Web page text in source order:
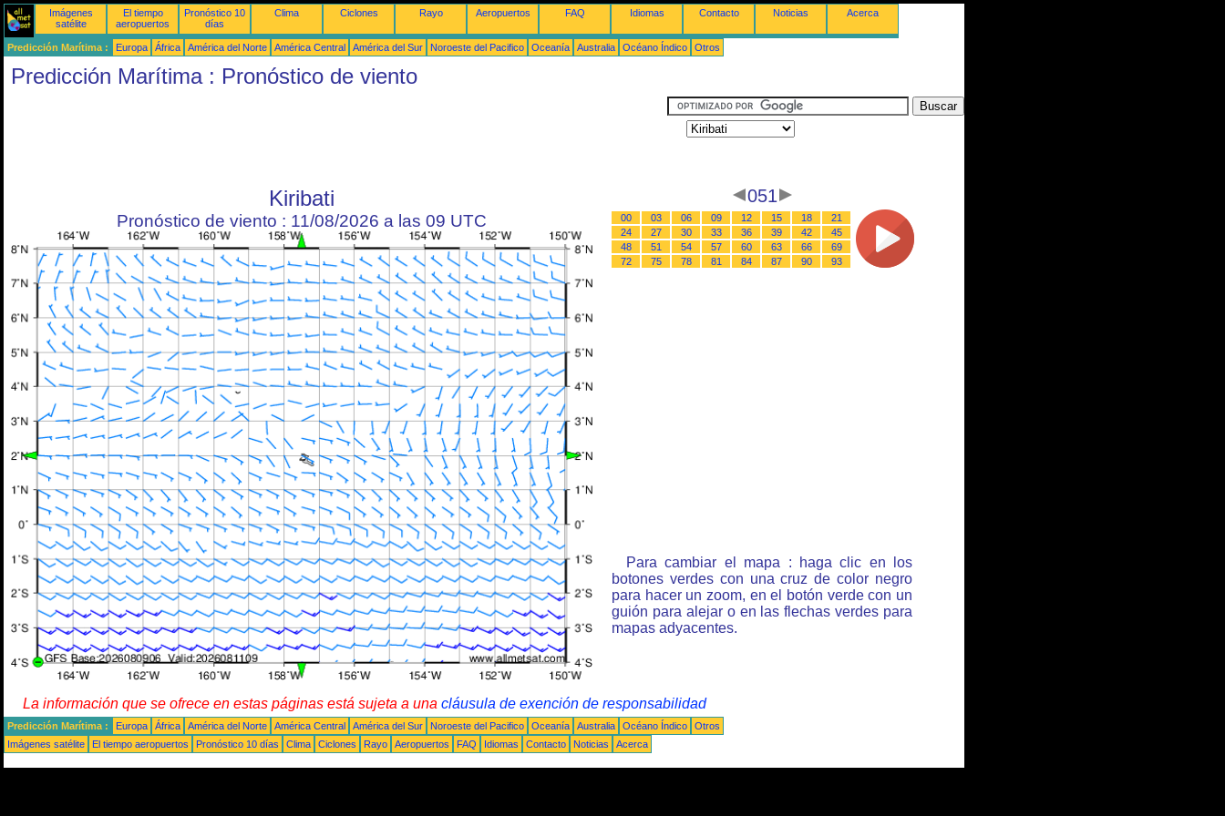
Imágenes
satélite
El tiempo
aeropuertos
Pronóstico 10
días
Clima Ciclones Rayo Aeropuertos FAQ Idiomas Contacto Noticias Acerca
Predicción Marítima : Europa África América del Norte América Central América del Sur Noroeste del Pacifico Oceanía Australia Océano Índico Otros
Predicción Marítima : Pronóstico de viento
Kiribati
Pronóstico de viento : 11/08/2026 a las 09 UTC
051
00 03 06 09 12 15 18
21
24
27 30 33 36 39 42
45
48
51 54 57 60 63 66
69
72
75 78 81 84 87 90 93
Para cambiar el mapa : haga clic en los
botones verdes con una cruz de color negro
para hacer un zoom, en el botón verde con un
guión para alejar o en las flechas verdes para
mapas adyacentes.
La información que se ofrece en estas páginas está sujeta a una cláusula de exención de responsabilidad
Predicción Marítima : Europa África América del Norte América Central América del Sur Noroeste del Pacifico Oceanía Australia Océano Índico
Otros
Imágenes satélite
El tiempo aeropuertos Pronóstico 10 días Clima Ciclones Rayo Aeropuertos FAQ Idiomas Contacto Noticias Acerca